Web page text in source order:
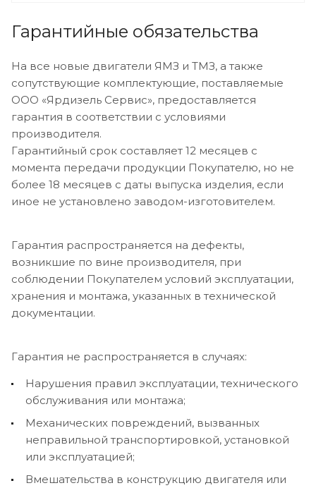
Гарантийные обязательства
На все новые двигатели ЯМЗ и ТМЗ, а также
сопутствующие комплектующие, поставляемые
ООО «Ярдизель Сервис», предоставляется
гарантия в соответствии с условиями
производителя.
Гарантийный срок составляет 12 месяцев с
момента передачи продукции Покупателю, но не
более 18 месяцев с даты выпуска изделия, если
иное не установлено заводом-изготовителем.
Гарантия распространяется на дефекты,
возникшие по вине производителя, при
соблюдении Покупателем условий эксплуатации,
хранения и монтажа, указанных в технической
документации.
Гарантия не распространяется в случаях:
Нарушения правил эксплуатации, технического
обслуживания или монтажа;
Механических повреждений, вызванных
неправильной транспортировкой, установкой
или эксплуатацией;
Вмешательства в конструкцию двигателя или